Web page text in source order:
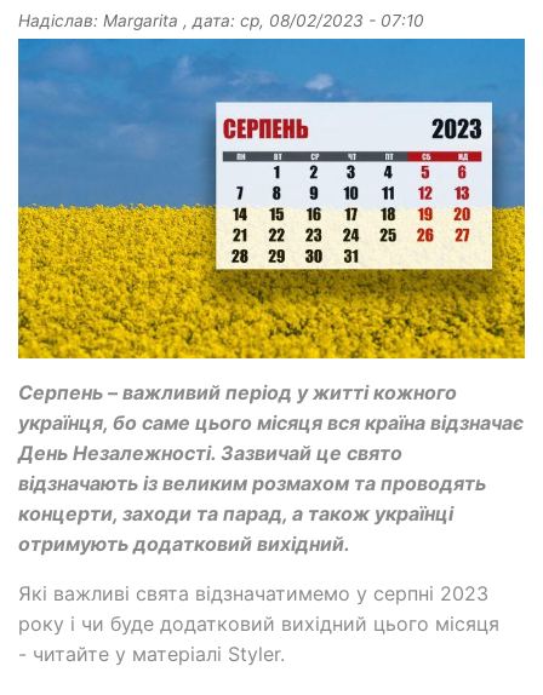
Надіслав: Margarita , дата: ср, 08/02/2023 - 07:10
Серпень – важливий період у житті кожного
українця, бо саме цього місяця вся країна відзначає
День Незалежності. Зазвичай це свято
відзначають із великим розмахом та проводять
концерти, заходи та парад, а також українці
отримують додатковий вихідний.
Які важливі свята відзначатимемо у серпні 2023
року і чи буде додатковий вихідний цього місяця
- читайте у матеріалі Styler.